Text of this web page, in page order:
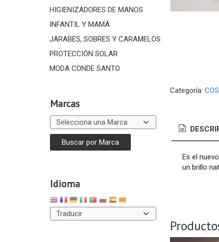
HIGIENIZADORES DE MANOS
INFANTIL Y MAMÁ
JARABES, SOBRES Y CARAMELOS
PROTECCIÓN SOLAR
MODA CONDE SANTO
Marcas
Idioma
Categoría:
Es el
un brillo